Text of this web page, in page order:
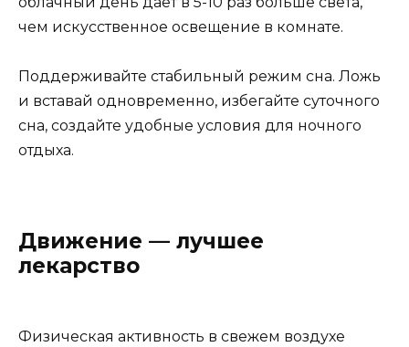
чем искусственное освещение в комнате.
Поддерживайте стабильный режим сна. Ложь
и вставай одновременно, избегайте суточного
сна, создайте удобные условия для ночного
отдыха.
Движение — лучшее
лекарство
Физическая активность в свежем воздухе